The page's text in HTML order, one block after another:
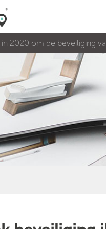
in 2020 om de beveiliging